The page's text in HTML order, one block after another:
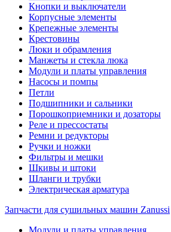
Кнопки и выключатели
Корпусные элементы
Крепежные элементы
Крестовины
Люки и обрамления
Манжеты и стекла люка
Модули и платы управления
Насосы и помпы
Петли
Подшипники и сальники
Порошкоприемники и дозаторы
Реле и прессостаты
Ремни и редукторы
Ручки и ножки
Фильтры и мешки
Шкивы и штоки
Шланги и трубки
Электрическая арматура
Запчасти для сушильных машин Zanussi